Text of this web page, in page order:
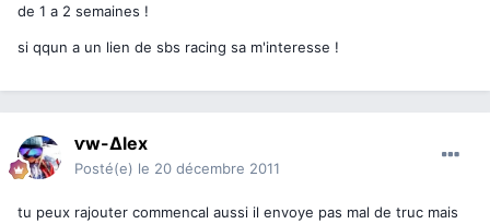
de 1 a 2 semaines !
si qqun a un lien de sbs racing sa m'interesse !
ⱱw-∆lex
Posté(e) le 20 décembre 2011
tu peux rajouter commencal aussi il envoye pas mal de truc mais